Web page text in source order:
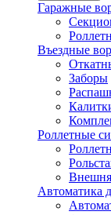
Гаражные
Въездные
Заборы
Роллетные
Автоматика